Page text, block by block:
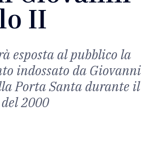
II
esposta al pubblico la
indossato da Giovanni
Porta Santa durante il
2000